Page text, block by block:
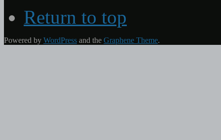
Return to top
Powered by WordPress and the Graphene Theme.